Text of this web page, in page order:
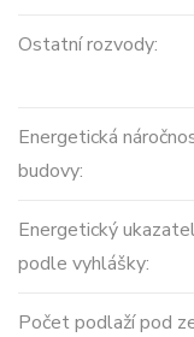
Ostatní rozvody:
Energetická
budovy:
Energetický
podle vyhlášky:
Počet podlaží pod